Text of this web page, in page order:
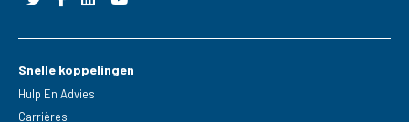
Snelle koppelingen
Hulp En Advies
Carrières